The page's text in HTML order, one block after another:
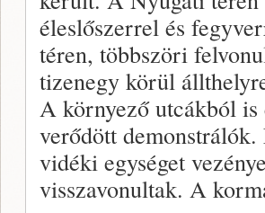
éleslőszerrel és
téren, többszöri
tizenegy körül
A környező utcákból
verődött
vidéki egységet
visszavonultak. A